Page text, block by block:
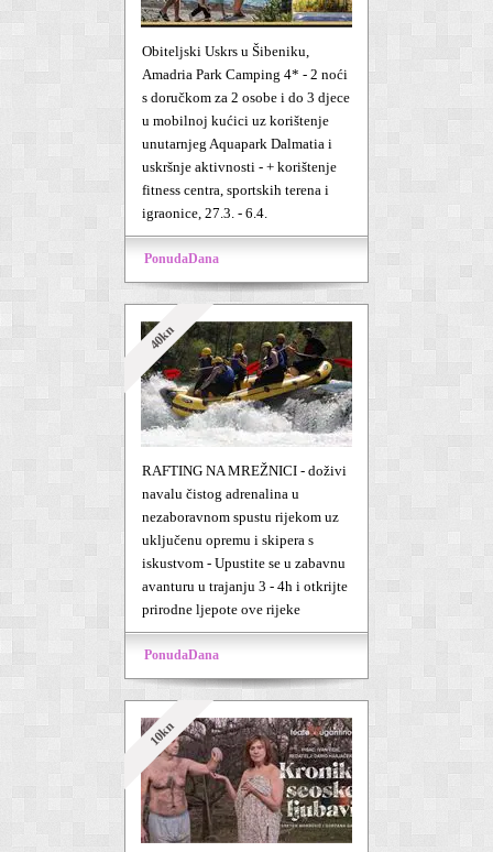
Obiteljski Uskrs u Šibeniku,
Amadria Park Camping 4* - 2 noći
s doručkom za 2 osobe i do 3 djece
u mobilnoj kućici uz korištenje
unutarnjeg Aquapark Dalmatia i
uskršnje aktivnosti - + korištenje
fitness centra, sportskih terena i
igraonice, 27.3. - 6.4.
PonudaDana
40kn
RAFTING NA MREŽNICI - doživi
navalu čistog adrenalina u
nezaboravnom spustu rijekom uz
uključenu opremu i skipera s
iskustvom - Upustite se u zabavnu
avanturu u trajanju 3 - 4h i otkrijte
prirodne ljepote ove rijeke
PonudaDana
10kn